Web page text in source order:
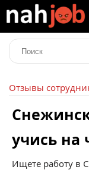
Отзывы
учись на
Ищете работу в